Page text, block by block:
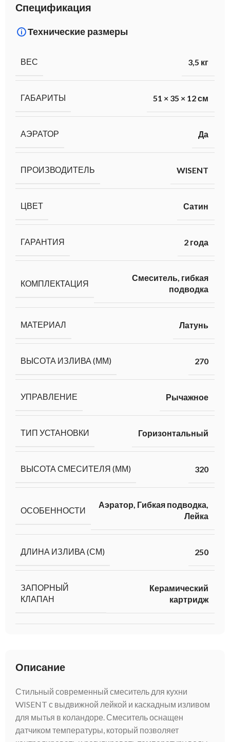
Описание
Стильный современный смеситель для кухни
WISENT с выдвижной лейкой и каскадным изливом
для мытья в коландоре. Смеситель оснащен
датчиком температуры, который позволяет
Спецификация
Технические размеры
ВЕС 3,5 кг
ГАБАРИТЫ 51 × 35 × 12 см
АЭРАТОР Да
ПРОИЗВОДИТЕЛЬ WISENT
ЦВЕТ Сатин
ГАРАНТИЯ 2 года
КОМПЛЕКТАЦИЯ
Смеситель, гибкая
подводка
МАТЕРИАЛ Латунь
ВЫСОТА ИЗЛИВА (ММ) 270
УПРАВЛЕНИЕ Рычажное
ТИП УСТАНОВКИ Горизонтальный
ВЫСОТА СМЕСИТЕЛЯ (ММ) 320
ОСОБЕННОСТИ
Аэратор, Гибкая подводка,
Лейка
ДЛИНА ИЗЛИВА (СМ) 250
ЗАПОРНЫЙ
КЛАПАН
Керамический
картридж